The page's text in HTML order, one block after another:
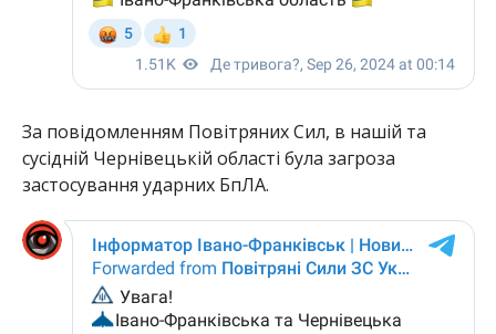
За повідомленням Повітряних Сил, в нашій та
сусідній Чернівецькій області була загроза
застосування ударних БпЛА.